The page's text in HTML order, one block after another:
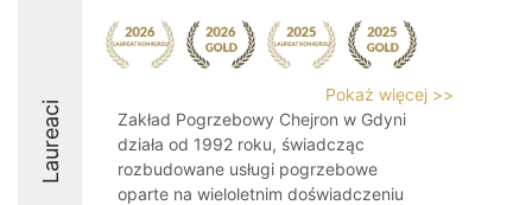
Laureaci
Pokaż więcej >>
Zakład Pogrzebowy Chejron w Gdyni
działa od 1992 roku, świadcząc
rozbudowane usługi pogrzebowe
oparte na wieloletnim doświadczeniu